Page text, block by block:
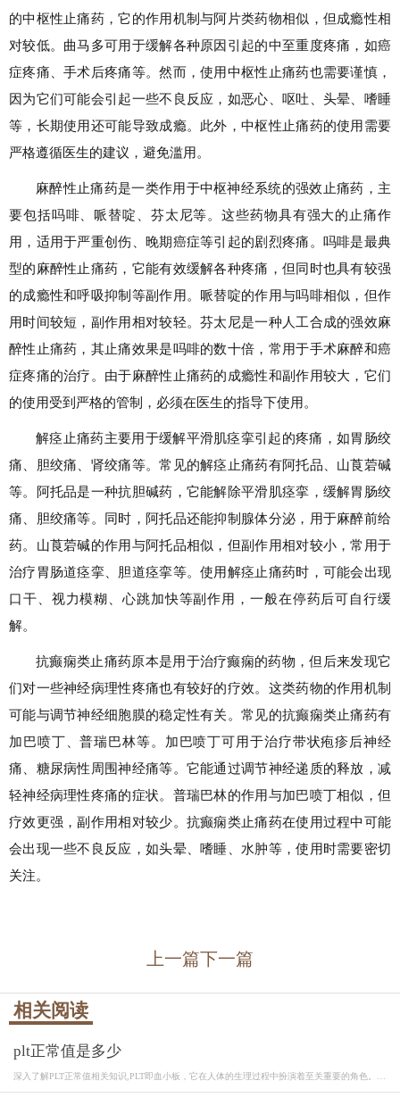
的中枢性止痛药，它的作用机制与阿片类药物相似，但成瘾性相
对较低。曲马多可用于缓解各种原因引起的中至重度疼痛，如癌
症疼痛、手术后疼痛等。然而，使用中枢性止痛药也需要谨慎，
因为它们可能会引起一些不良反应，如恶心、呕吐、头晕、嗜睡
等，长期使用还可能导致成瘾。此外，中枢性止痛药的使用需要
严格遵循医生的建议，避免滥用。
麻醉性止痛药是一类作用于中枢神经系统的强效止痛药，主
要包括吗啡、哌替啶、芬太尼等。这些药物具有强大的止痛作
用，适用于严重创伤、晚期癌症等引起的剧烈疼痛。吗啡是最典
型的麻醉性止痛药，它能有效缓解各种疼痛，但同时也具有较强
的成瘾性和呼吸抑制等副作用。哌替啶的作用与吗啡相似，但作
用时间较短，副作用相对较轻。芬太尼是一种人工合成的强效麻
醉性止痛药，其止痛效果是吗啡的数十倍，常用于手术麻醉和癌
症疼痛的治疗。由于麻醉性止痛药的成瘾性和副作用较大，它们
的使用受到严格的管制，必须在医生的指导下使用。
解痉止痛药主要用于缓解平滑肌痉挛引起的疼痛，如胃肠绞
痛、胆绞痛、肾绞痛等。常见的解痉止痛药有阿托品、山莨菪碱
等。阿托品是一种抗胆碱药，它能解除平滑肌痉挛，缓解胃肠绞
痛、胆绞痛等。同时，阿托品还能抑制腺体分泌，用于麻醉前给
药。山莨菪碱的作用与阿托品相似，但副作用相对较小，常用于
治疗胃肠道痉挛、胆道痉挛等。使用解痉止痛药时，可能会出现
口干、视力模糊、心跳加快等副作用，一般在停药后可自行缓
解。
抗癫痫类止痛药原本是用于治疗癫痫的药物，但后来发现它
们对一些神经病理性疼痛也有较好的疗效。这类药物的作用机制
可能与调节神经细胞膜的稳定性有关。常见的抗癫痫类止痛药有
加巴喷丁、普瑞巴林等。加巴喷丁可用于治疗带状疱疹后神经
痛、糖尿病性周围神经痛等。它能通过调节神经递质的释放，减
轻神经病理性疼痛的症状。普瑞巴林的作用与加巴喷丁相似，但
疗效更强，副作用相对较少。抗癫痫类止痛药在使用过程中可能
会出现一些不良反应，如头晕、嗜睡、水肿等，使用时需要密切
关注。
上一篇下一篇
相关阅读
plt正常值是多少
深入了解PLT正常值相关知识,PLT即血小板，它在人体的生理过程中扮演着至关重要的角色。血